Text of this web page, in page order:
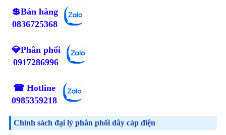
💲Bán hàng
0836725368
💎Phân phối
0917286996
☎ Hotline
0985359218
Chính sách đại lý phân phối dây cáp điện